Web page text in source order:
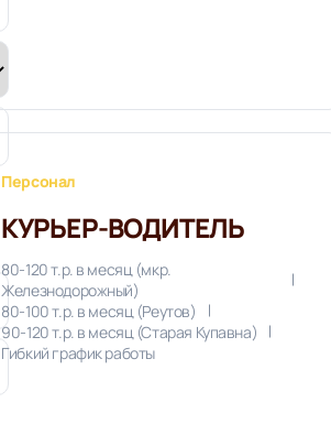
Персонал
КУРЬЕР-ВОДИТЕЛЬ
80-120 т.р. в месяц (мкр.
Железнодорожный)
80-100 т.р. в месяц (Реутов)
90-120 т.р. в месяц (Старая Купавна)
Гибкий график работы